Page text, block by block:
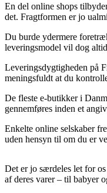
En del online shops
det. Fragtformen er jo
Du burde ydermere
leveringsmodel vil dog
Leveringsdygtigheden på
meningsfuldt at du
De fleste e-butikker i
gennemføres inden et
Enkelte online selskaber
uden hensyn til om du er
Det er jo særdeles let for
af deres varer – til babyer